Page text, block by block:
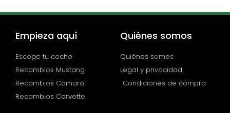
Empieza aquí
Escoge tu coche
Recambios Mustang
Recambios Camaro
Recambios Corvette
Quiénes somos
Quiénes somos
Legal y privacidad
Condiciones de compra